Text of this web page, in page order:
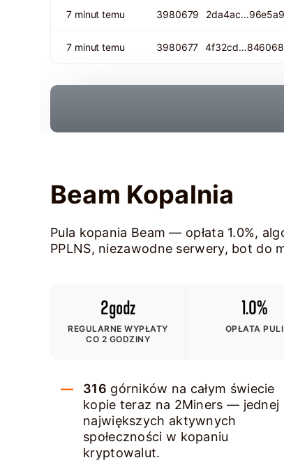
7 minut temu 3980679 2da4ac…96e5a9
7 minut temu 3980677 4f32cd…846068
Beam Kopalnia
Pula kopania Beam — opłata 1.0%,
PPLNS, niezawodne serwery, bot do
2godz
REGULARNE WYPŁATY
CO 2 GODZINY
1.0%
OPŁATA PULI
316 górników na całym świecie
kopie teraz na 2Miners — jednej
największych aktywnych
społeczności w kopaniu
kryptowalut.